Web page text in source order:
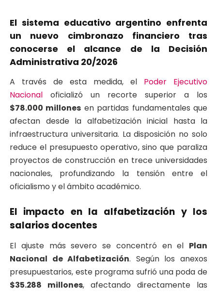
El sistema educativo argentino enfrenta
un nuevo cimbronazo financiero tras
conocerse el alcance de la Decisión
Administrativa 20/2026
A través de esta medida, el Poder Ejecutivo
Nacional oficializó un recorte superior a los
$78.000 millones en partidas fundamentales que
afectan desde la alfabetización inicial hasta la
infraestructura universitaria. La disposición no solo
reduce el presupuesto operativo, sino que paraliza
proyectos de construcción en trece universidades
nacionales, profundizando la tensión entre el
oficialismo y el ámbito académico.
El impacto en la alfabetización y los
salarios docentes
El ajuste más severo se concentró en el Plan
Nacional de Alfabetización. Según los anexos
presupuestarios, este programa sufrió una poda de
$35.288 millones, afectando directamente las